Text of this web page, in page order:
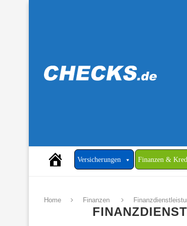
Versicherungen Finanzen &
Home Finanzen